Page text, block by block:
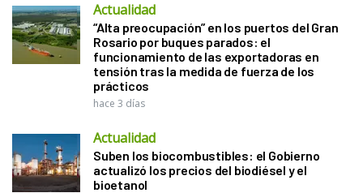
Actualidad
“Alta preocupación” en los puertos del Gran
Rosario por buques parados: el
funcionamiento de las exportadoras en
tensión tras la medida de fuerza de los
prácticos
hace 3 días
Actualidad
Suben los biocombustibles: el Gobierno
actualizó los precios del biodiésel y el
bioetanol